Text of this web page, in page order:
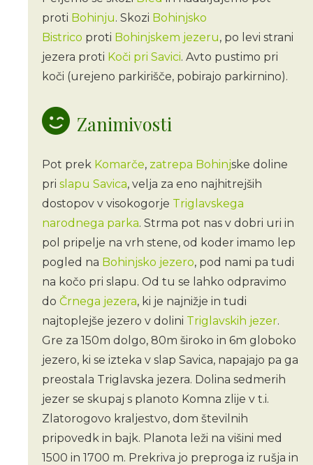
proti Bohinju. Skozi Bohinjsko
Bistrico proti Bohinjskem jezeru, po levi strani
jezera proti Koči pri Savici. Avto pustimo pri
koči (urejeno parkirišče, pobirajo parkirnino).
Zanimivosti
Pot prek Komarče, zatrepa Bohinjske doline
pri slapu Savica, velja za eno najhitrejših
dostopov v visokogorje Triglavskega
narodnega parka. Strma pot nas v dobri uri in
pol pripelje na vrh stene, od koder imamo lep
pogled na Bohinjsko jezero, pod nami pa tudi
na kočo pri slapu. Od tu se lahko odpravimo
do Črnega jezera, ki je najnižje in tudi
najtoplejše jezero v dolini Triglavskih jezer.
Gre za 150m dolgo, 80m široko in 6m globoko
jezero, ki se izteka v slap Savica, napajajo pa ga
preostala Triglavska jezera. Dolina sedmerih
jezer se skupaj s planoto Komna zlije v t.i.
Zlatorogovo kraljestvo, dom številnih
pripovedk in bajk. Planota leži na višini med
1500 in 1700 m. Prekriva jo preproga iz rušja in